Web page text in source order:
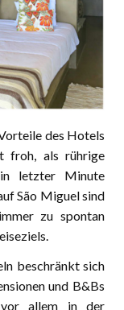
des Hotels
froh, als rührige
in letzter Minute
São Miguel sind
zu spontan
beschränkt sich
und B&Bs
vor allem in der